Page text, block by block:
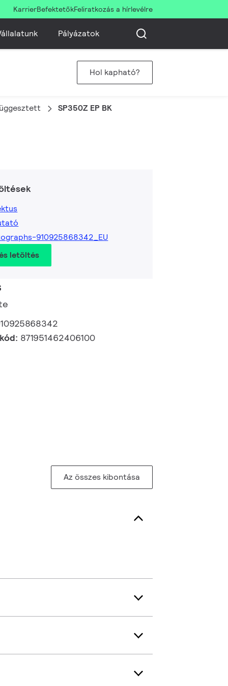
KarrierBefektetőkFeliratkozás a hírlevélre
Pályázatok
Hol kapható?
SP350Z EP BK
910925868342_EU
letöltés
871951462406100
Az összes kibontása